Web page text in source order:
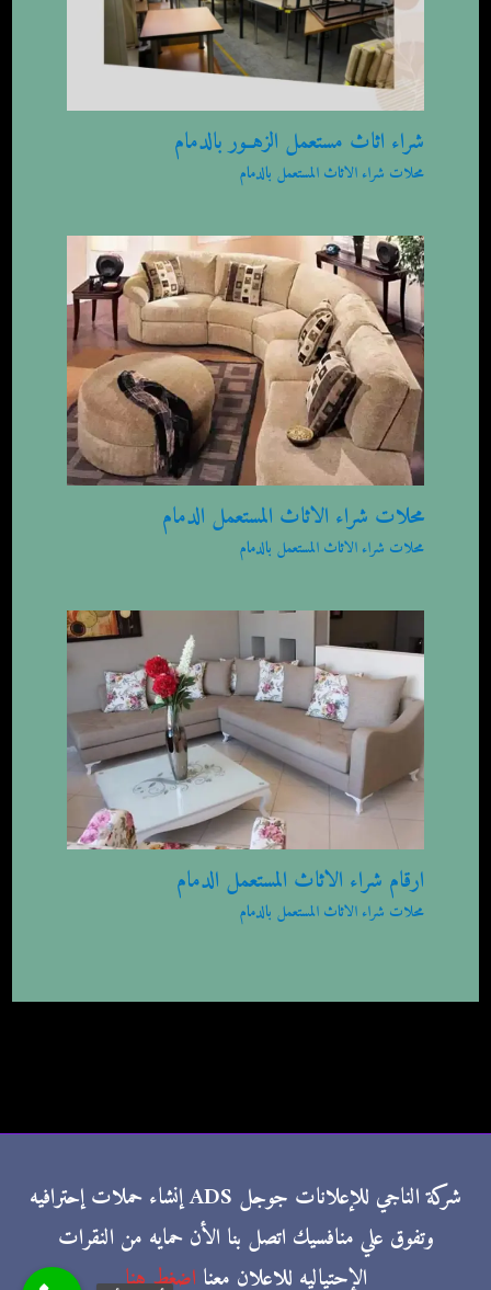
شراء اثاث مستعمل الزهــور بالدمام
محلات شراء الاثاث المستعمل بالدمام
محلات شراء الاثاث المستعمل الدمام
محلات شراء الاثاث المستعمل بالدمام
ارقام شراء الاثاث المستعمل الدمام
محلات شراء الاثاث المستعمل بالدمام
شركة الناجي للإعلانات جوجل ADS إنشاء حملات إحترافيه
وتفوق علي منافسيك اتصل بنا الأن حمايه من النقرات
الإحتياليه للاعلان معنا اضغط هنا